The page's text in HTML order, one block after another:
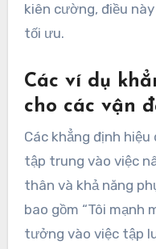
kiên cường, điều
tối ưu.
Các ví dụ
cho các vận
Các khẳng định
tập trung vào việc
thân và khả năng
bao gồm “Tôi mạnh
tưởng vào việc tập